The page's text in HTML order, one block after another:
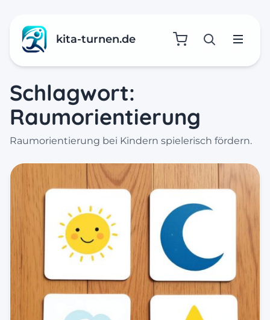
kita-turnen.de SucheMenü
Schlagwort:
Raumorientierung
Raumorientierung bei Kindern spielerisch fördern.